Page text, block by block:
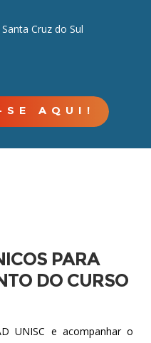
Cruz do Sul
SE AQUI!
PARA
DO CURSO
UNISC e acompanhar o